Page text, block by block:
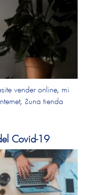
vender online, mi
¿una tienda
Covid-19